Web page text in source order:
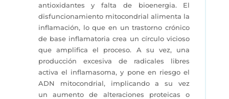
antioxidantes y falta de bioenergia. El
disfuncionamiento mitocondrial alimenta la
inflamación, lo que en un trastorno crónico
de base inflamatoria crea un círculo vicioso
que amplifica el proceso. A su vez, una
producción excesiva de radicales libres
activa el inflamasoma, y pone en riesgo el
ADN mitocondrial, implicando a su vez
un aumento de alteraciones proteicas o